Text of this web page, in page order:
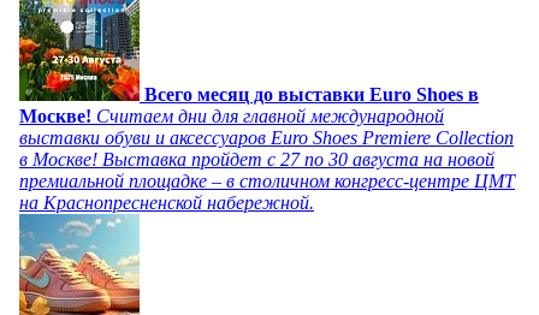
Всего месяц до выставки Euro Shoes в
Москве! Считаем дни для главной международной
выставки обуви и аксессуаров Euro Shoes Premiere Collection
в Москве! Выставка пройдет с 27 по 30 августа на новой
премиальной площадке – в столичном конгресс-центре ЦМТ
на Краснопресненской набережной.